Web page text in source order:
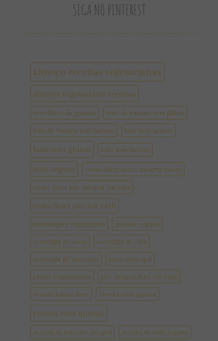
SIGA NO PINTEREST
almoço receitas vegetarianas
almoço vegetariano receitas
benefícios da granola bolo de banana sem gluten
bolo de banana sem lactose bolo sem açúcar
bolo sem gluten bolo sem lactose
bolo vegano como fazer arroz integral cateto
como fazer pão integral em casa
como fazer pão low carb
hamburguer vegetariano mousse vegana
overnight de aveia overnight de chia
overnight de morango prato principal
pratos vegetarianos pão integral feito em casa
receita batata doce receita com quinoa
receita com quinua
receita de biscoito integral receita de bolo vegano